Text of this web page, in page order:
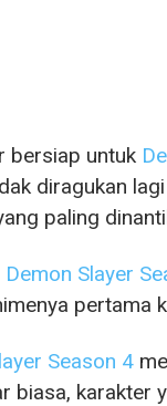
bersiap untuk
diragukan
paling
Demon Slayer
pertama
Season 4
biasa, karakter